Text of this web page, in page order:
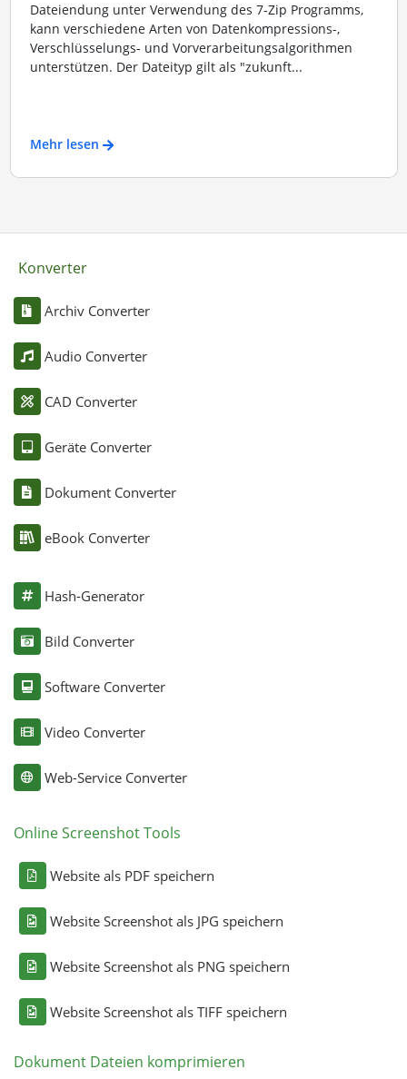
Dateiendung unter Verwendung des 7-Zip Programms,
kann verschiedene Arten von Datenkompressions-,
Verschlüsselungs- und Vorverarbeitungsalgorithmen
unterstützen. Der Dateityp gilt als "zukunft...
Mehr lesen
Konverter
Archiv Converter
Audio Converter
CAD Converter
Geräte Converter
Dokument Converter
eBook Converter
Hash-Generator
Bild Converter
Software Converter
Video Converter
Web-Service Converter
Online Screenshot Tools
Website als PDF speichern
Website Screenshot als JPG speichern
Website Screenshot als PNG speichern
Website Screenshot als TIFF speichern
Dokument Dateien komprimieren